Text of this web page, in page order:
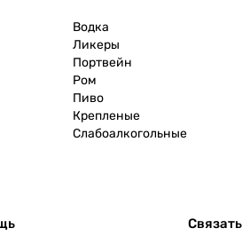
Водка
Ликеры
Портвейн
Ром
Пиво
Крепленые
Слабоалкогольные